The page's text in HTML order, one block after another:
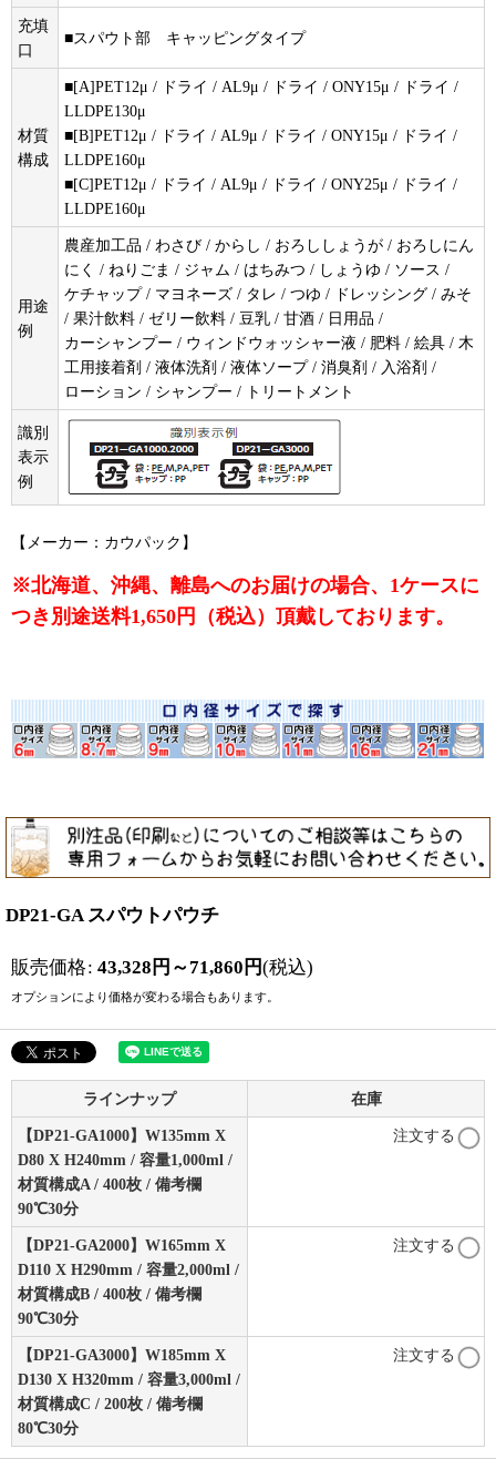
充填
口
■スパウト部 キャッピングタイプ
材質
構成
■[A]PET12μ / ドライ / AL9μ / ドライ / ONY15μ / ドライ /
LLDPE130μ
■[B]PET12μ / ドライ / AL9μ / ドライ / ONY15μ / ドライ /
LLDPE160μ
■[C]PET12μ / ドライ / AL9μ / ドライ / ONY25μ / ドライ /
LLDPE160μ
用途
例
農産加工品 / わさび / からし / おろししょうが / おろしにん
にく / ねりごま / ジャム / はちみつ / しょうゆ / ソース /
ケチャップ / マヨネーズ / タレ / つゆ / ドレッシング / みそ
/ 果汁飲料 / ゼリー飲料 / 豆乳 / 甘酒 / 日用品 /
カーシャンプー / ウィンドウォッシャー液 / 肥料 / 絵具 / 木
工用接着剤 / 液体洗剤 / 液体ソープ / 消臭剤 / 入浴剤 /
ローション / シャンプー / トリートメント
識別
表示
例
【メーカー：カウパック】
※北海道、沖縄、離島へのお届けの場合、1ケースに
つき別途送料1,650円（税込）頂戴しております。
DP21-GA スパウトパウチ
販売価格: 43,328 円 ～71,860 円(税込)
オプションにより価格が変わる場合もあります。
ラインナップ 在庫
【DP21-GA1000】W135mm X
D80 X H240mm / 容量1,000ml /
材質構成A / 400枚 / 備考欄
90℃30分
注文する
【DP21-GA2000】W165mm X
D110 X H290mm / 容量2,000ml /
材質構成B / 400枚 / 備考欄
90℃30分
注文する
【DP21-GA3000】W185mm X
D130 X H320mm / 容量3,000ml /
材質構成C / 200枚 / 備考欄
80℃30分
注文する